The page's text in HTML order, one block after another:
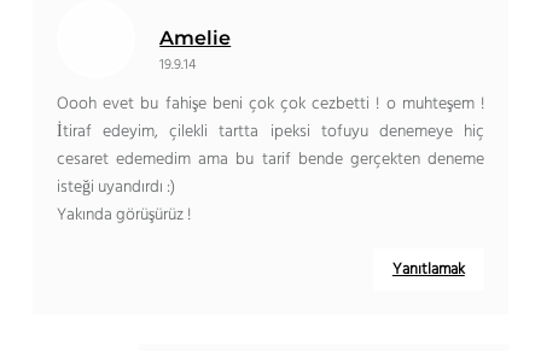
Amelie
19.9.14
Oooh evet bu fahişe beni çok çok cezbetti ! o muhteşem !
İtiraf edeyim, çilekli tartta ipeksi tofuyu denemeye hiç
cesaret edemedim ama bu tarif bende gerçekten deneme
isteği uyandırdı :)
Yakında görüşürüz !
Yanıtlamak